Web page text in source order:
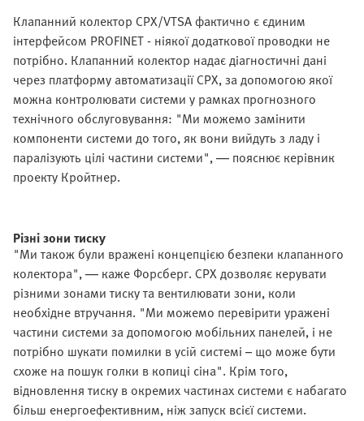
Клапанний колектор CPX/VTSA фактично є єдиним
інтерфейсом PROFINET - ніякої додаткової проводки не
потрібно. Клапанний колектор надає діагностичні дані
через платформу автоматизації CPX, за допомогою якої
можна контролювати системи у рамках прогнозного
технічного обслуговування: "Ми можемо замінити
компоненти системи до того, як вони вийдуть з ладу і
паралізують цілі частини системи", — пояснює керівник
проекту Кройтнер.
Різні зони тиску
"Ми також були вражені концепцією безпеки клапанного
колектора", — каже Форсберг. CPX дозволяє керувати
різними зонами тиску та вентилювати зони, коли
необхідне втручання. "Ми можемо перевірити уражені
частини системи за допомогою мобільних панелей, і не
потрібно шукати помилки в усій системі – що може бути
схоже на пошук голки в копиці сіна". Крім того,
відновлення тиску в окремих частинах системи є набагато
більш енергоефективним, ніж запуск всієї системи.